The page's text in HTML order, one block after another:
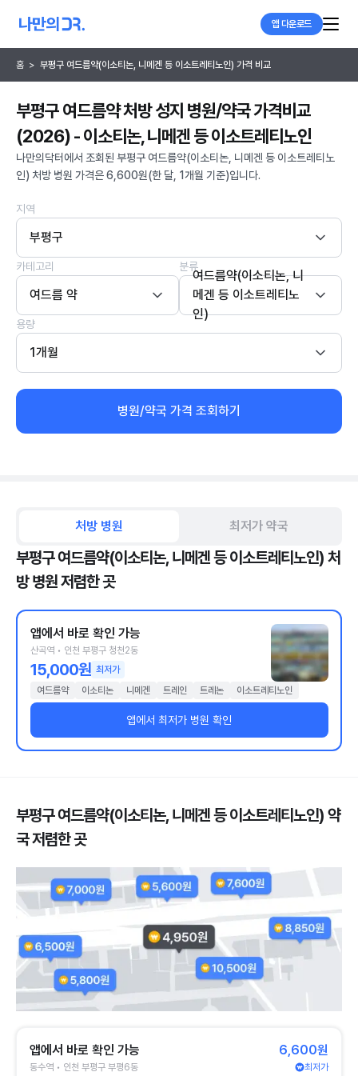
앱 다운로드
홈 > 부평구 여드름약(이소티논, 니메겐 등 이소트레티노인) 가격 비교
부평구 여드름약 처방 성지 병원/약국 가격비교
(2026) - 이소티논, 니메겐 등 이소트레티노인
나만의닥터에서 조회된 부평구 여드름약(이소티논, 니메겐 등 이소트레티노
인) 처방 병원 가격은 6,600원(한 달, 1개월 기준)입니다.
지역
부평구
카테고리
여드름 약
분류
여드름약(이소티논, 니
메겐 등 이소트레티노
인)
용량
1개월
병원/약국 가격 조회하기
처방 병원 최저가 약국
부평구 여드름약(이소티논, 니메겐 등 이소트레티노인) 처
방 병원 저렴한 곳
앱에서 바로 확인 가능
산곡역 • 인천 부평구 청천2동
15,000원 최저가
여드름약
이소티논 니메겐 트레인 트레논 이소트레티노인
앱에서 최저가 병원 확인
부평구 여드름약(이소티논, 니메겐 등 이소트레티노인) 약
국 저렴한 곳
앱에서 바로 확인 가능
동수역 • 인천 부평구 부평6동
6,600원
최저가